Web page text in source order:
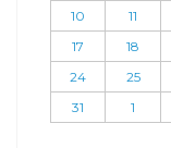
10
11
17
18
24
25
31
1